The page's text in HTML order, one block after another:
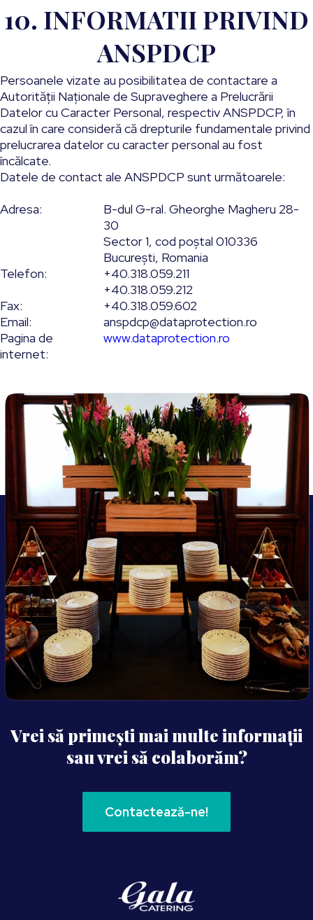
10. INFORMATII PRIVIND
ANSPDCP
Persoanele vizate au posibilitatea de contactare a
Autorității Naționale de Supraveghere a Prelucrării
Datelor cu Caracter Personal, respectiv ANSPDCP, în
cazul în care consideră că drepturile fundamentale privind
prelucrarea datelor cu caracter personal au fost
încălcate.
Datele de contact ale ANSPDCP sunt următoarele:
Adresa:
B-dul G-ral. Gheorghe Magheru 28-
30
Sector 1, cod poștal 010336
București, Romania
Telefon:
+40.318.059.211
+40.318.059.212
Fax:
+40.318.059.602
Email:
anspdcp@dataprotection.ro
Pagina de
internet:
www.dataprotection.ro
Vrei să primești mai multe informații
sau vrei să colaborăm?
Contactează-ne!